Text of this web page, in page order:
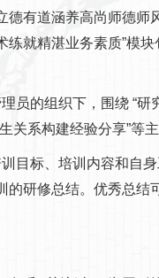
德有道涵养高尚师德
就精湛业务素质”模
的组织下，围绕 “研
关系构建经验分享”等主
目标、培训内容和自
研修总结。优秀总结